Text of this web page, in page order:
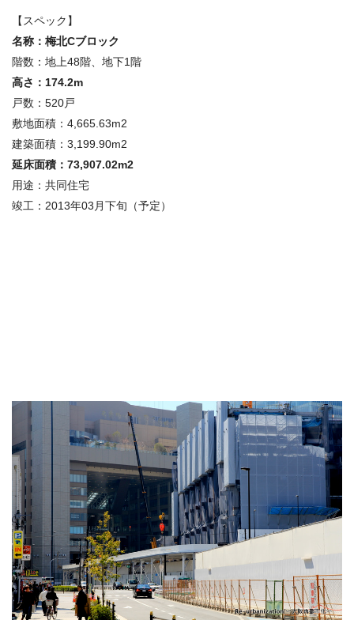
【スペック】
名称：梅北Cブロック
階数：地上48階、地下1階
高さ：174.2m
戸数：520戸
敷地面積：4,665.63m2
建築面積：3,199.90m2
延床面積：73,907.02m2
用途：共同住宅
竣工：2013年03月下旬（予定）